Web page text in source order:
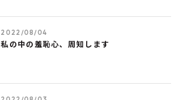
2022/08/04
私の中の羞恥心、周知します